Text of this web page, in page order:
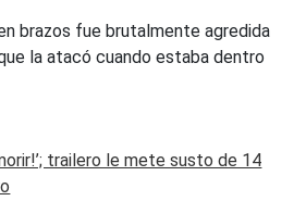
brazos fue brutalmente agredida
la atacó cuando estaba dentro